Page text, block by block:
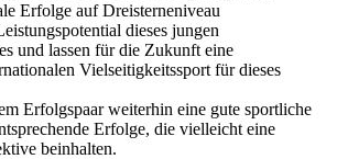
Erfolge auf Dreisterneniveau
dieses jungen
und lassen für die Zukunft eine
Vielseitigkeitssport für dieses
Erfolgspaar weiterhin eine gute sportliche
Erfolge, die vielleicht eine
beinhalten.